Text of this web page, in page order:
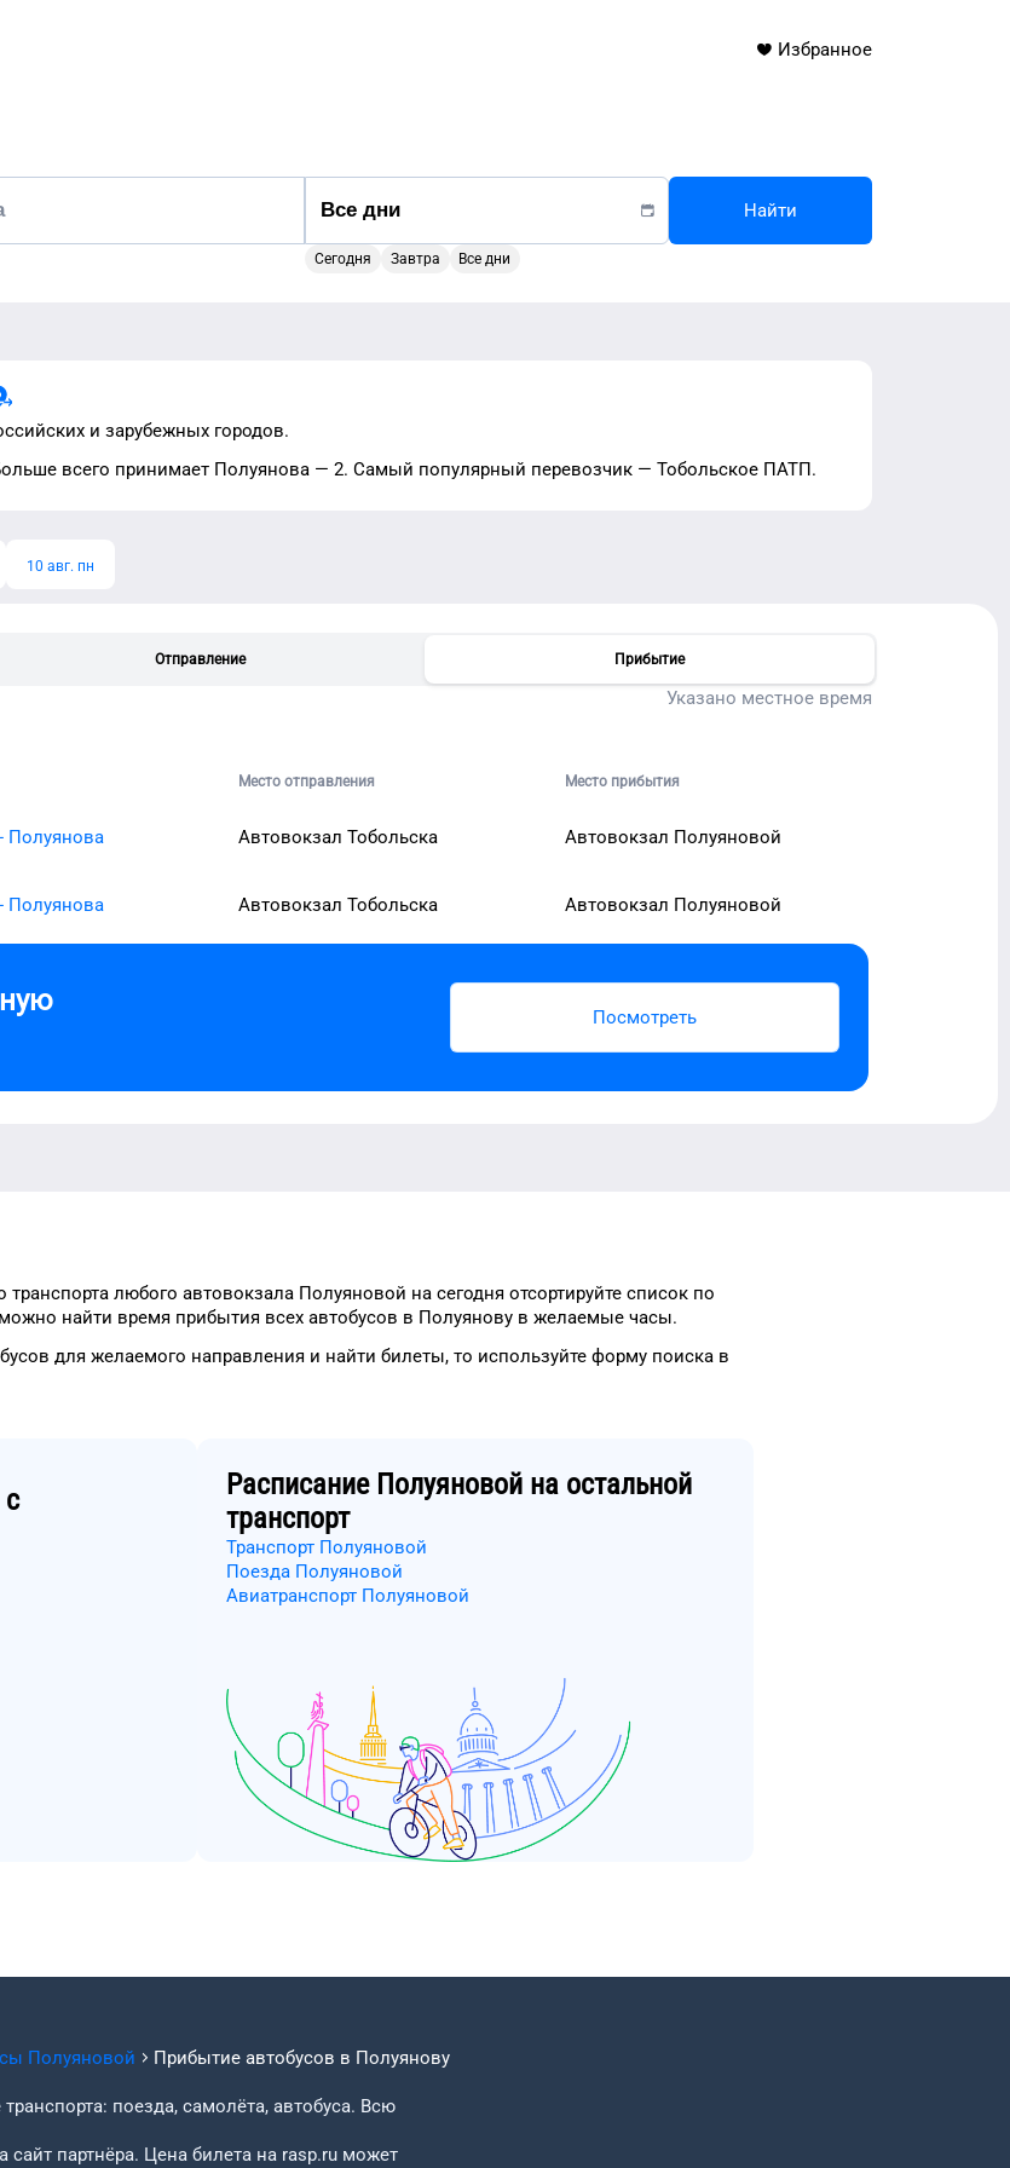
Избранное
Сегодня Завтра Все дни
Найти
и зарубежных городов.
всего принимает Полуянова — 2. Самый популярный перевозчик — Тобольское ПАТП.
10 авг. пн
Отправление Прибытие
Указано местное время
Место отправления Место прибытия
Полуянова Автовокзал Тобольска Автовокзал Полуяновой
Полуянова Автовокзал Тобольска Автовокзал Полуяновой
Посмотреть
транспорта любого автовокзала Полуяновой на сегодня отсортируйте список по
найти время прибытия всех автобусов в Полуянову в желаемые часы.
для желаемого направления и найти билеты, то используйте форму поиска в
Расписание Полуяновой на остальной
транспорт
Транспорт Полуяновой
Поезда Полуяновой
Авиатранспорт Полуяновой
Полуяновой Прибытие автобусов в Полуянову
поезда, самолёта, автобуса. Всю
партнёра. Цена билета на rasp.ru может